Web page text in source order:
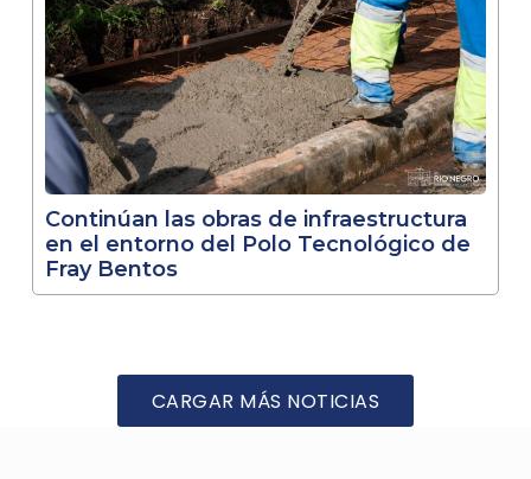
Continúan las obras de infraestructura
en el entorno del Polo Tecnológico de
Fray Bentos
CARGAR MÁS NOTICIAS